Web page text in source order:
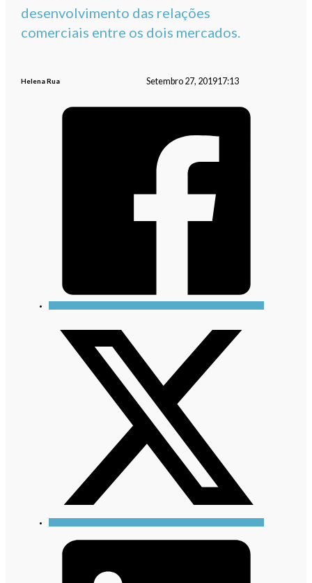
desenvolvimento das relações
comerciais entre os dois mercados.
Helena Rua Setembro 27, 201917:13